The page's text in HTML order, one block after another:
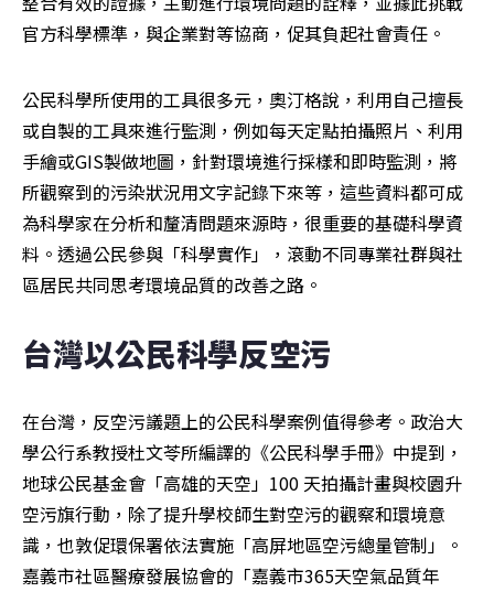
官方科學標準，與企業對等協商，促其負起社會責任。
公民科學所使用的工具很多元，奧汀格說，利用自己擅長
或自製的工具來進行監測，例如每天定點拍攝照片、利用
手繪或GIS製做地圖，針對環境進行採樣和即時監測，將
所觀察到的污染狀況用文字記錄下來等，這些資料都可成
為科學家在分析和釐清問題來源時，很重要的基礎科學資
料。透過公民參與「科學實作」，滾動不同專業社群與社
區居民共同思考環境品質的改善之路。
台灣以公民科學反空污
在台灣，反空污議題上的公民科學案例值得參考。政治大
學公行系教授杜文苓所編譯的《公民科學手冊》中提到，
地球公民基金會「高雄的天空」100 天拍攝計畫與校園升
空污旗行動，除了提升學校師生對空污的觀察和環境意
識，也敦促環保署依法實施「高屏地區空污總量管制」。
嘉義市社區醫療發展協會的「嘉義市365天空氣品質年